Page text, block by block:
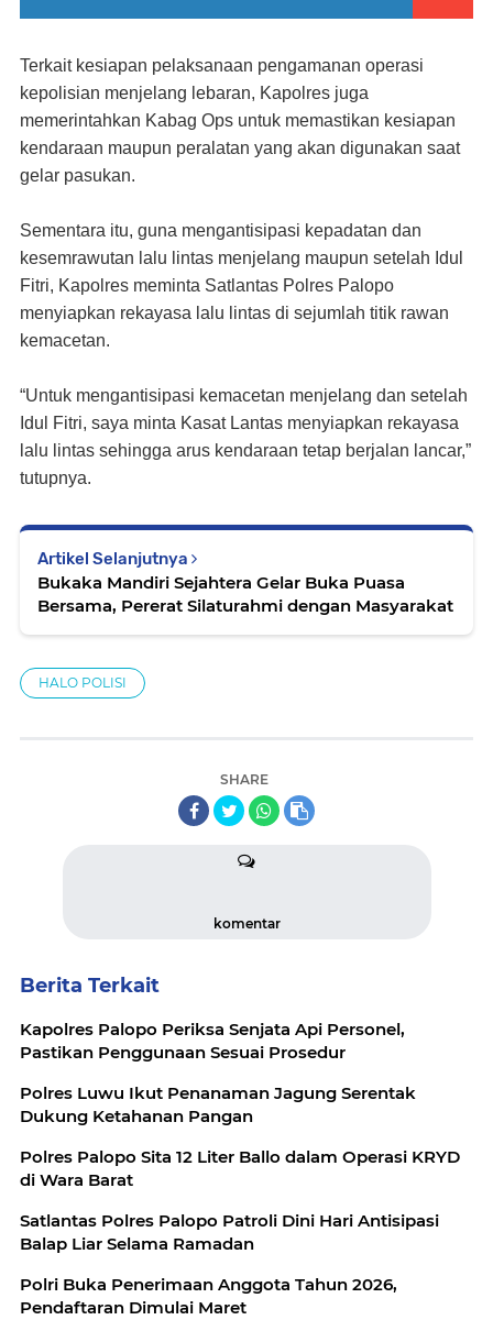
Terkait kesiapan pelaksanaan pengamanan operasi
kepolisian menjelang lebaran, Kapolres juga
memerintahkan Kabag Ops untuk memastikan kesiapan
kendaraan maupun peralatan yang akan digunakan saat
gelar pasukan.
Sementara itu, guna mengantisipasi kepadatan dan
kesemrawutan lalu lintas menjelang maupun setelah Idul
Fitri, Kapolres meminta Satlantas Polres Palopo
menyiapkan rekayasa lalu lintas di sejumlah titik rawan
kemacetan.
“Untuk mengantisipasi kemacetan menjelang dan setelah
Idul Fitri, saya minta Kasat Lantas menyiapkan rekayasa
lalu lintas sehingga arus kendaraan tetap berjalan lancar,”
tutupnya.
Artikel Selanjutnya
Bukaka Mandiri Sejahtera Gelar Buka Puasa
Bersama, Pererat Silaturahmi dengan Masyarakat
HALO POLISI
SHARE
komentar
Berita Terkait
Kapolres Palopo Periksa Senjata Api Personel,
Pastikan Penggunaan Sesuai Prosedur
Polres Luwu Ikut Penanaman Jagung Serentak
Dukung Ketahanan Pangan
Polres Palopo Sita 12 Liter Ballo dalam Operasi KRYD
di Wara Barat
Satlantas Polres Palopo Patroli Dini Hari Antisipasi
Balap Liar Selama Ramadan
Polri Buka Penerimaan Anggota Tahun 2026,
Pendaftaran Dimulai Maret